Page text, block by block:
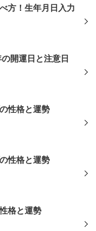
方！生年月日入力
開運日と注意日
性格と運勢
性格と運勢
格と運勢